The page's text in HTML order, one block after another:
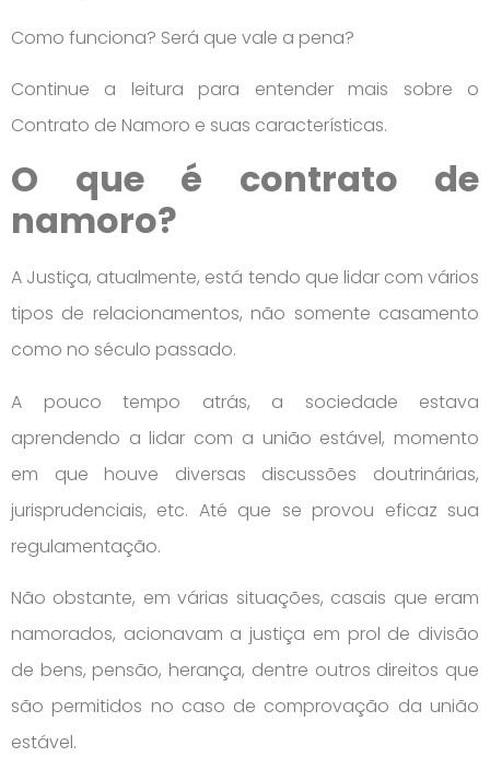
Como funciona? Será que vale a pena?
Continue a leitura para entender mais sobre o
Contrato de Namoro e suas características.
O que é contrato de
namoro?
A Justiça, atualmente, está tendo que lidar com vários
tipos de relacionamentos, não somente casamento
como no século passado.
A pouco tempo atrás, a sociedade estava
aprendendo a lidar com a união estável, momento
em que houve diversas discussões doutrinárias,
jurisprudenciais, etc. Até que se provou eficaz sua
regulamentação.
Não obstante, em várias situações, casais que eram
namorados, acionavam a justiça em prol de divisão
de bens, pensão, herança, dentre outros direitos que
são permitidos no caso de comprovação da união
estável.